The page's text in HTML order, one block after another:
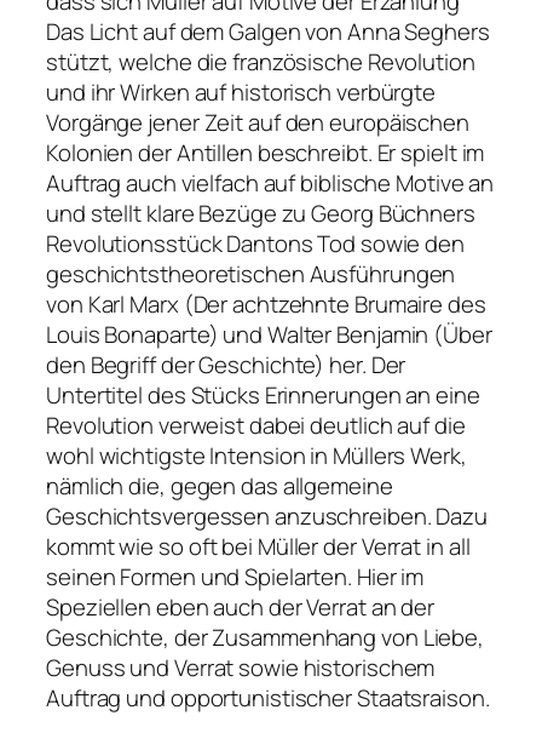
Das Licht auf dem Galgen von Anna Seghers
stützt, welche die französische Revolution
und ihr Wirken auf historisch verbürgte
Vorgänge jener Zeit auf den europäischen
Kolonien der Antillen beschreibt. Er spielt im
Auftrag auch vielfach auf biblische Motive an
und stellt klare Bezüge zu Georg Büchners
Revolutionsstück Dantons Tod sowie den
geschichtstheoretischen Ausführungen
von Karl Marx (Der achtzehnte Brumaire des
Louis Bonaparte) und Walter Benjamin (Über
den Begriff der Geschichte) her. Der
Untertitel des Stücks Erinnerungen an eine
Revolution verweist dabei deutlich auf die
wohl wichtigste Intension in Müllers Werk,
nämlich die, gegen das allgemeine
Geschichtsvergessen anzuschreiben. Dazu
kommt wie so oft bei Müller der Verrat in all
seinen Formen und Spielarten. Hier im
Speziellen eben auch der Verrat an der
Geschichte, der Zusammenhang von Liebe,
Genuss und Verrat sowie historischem
Auftrag und opportunistischer Staatsraison.